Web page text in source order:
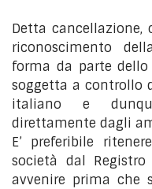
Detta cancellazione,
riconoscimento
forma da parte
soggetta a controllo
italiano e
direttamente dagli
E’ preferibile
società dal
avvenire prima che